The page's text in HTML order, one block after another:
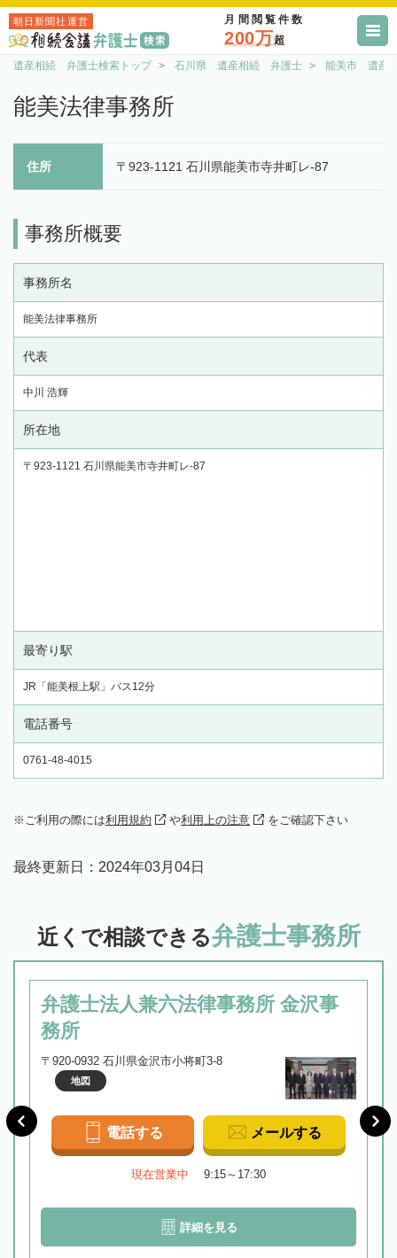
朝日新聞社運営 月間閲覧件数
200万超
遺産相続 弁護士検索トップ 石川県 遺産相続 弁護士 能美市 遺産
能美法律事務所
住所 〒923-1121 石川県能美市寺井町レ-87
事務所概要
事務所名
能美法律事務所
代表
中川 浩輝
所在地
〒923-1121 石川県能美市寺井町レ-87
最寄り駅
JR「能美根上駅」バス12分
電話番号
0761-48-4015
ご利用の際には利用規約 や利用上の注意 をご確認下さい
最終更新日： 2024年03月04日
近くで相談できる弁護士事務所
弁護士法人兼六法律事務所 金沢事
務所
〒920-0932 石川県金沢市小将町3-8
地図
電話する メールする
現在営業中 9:15～17:30
詳細を見る